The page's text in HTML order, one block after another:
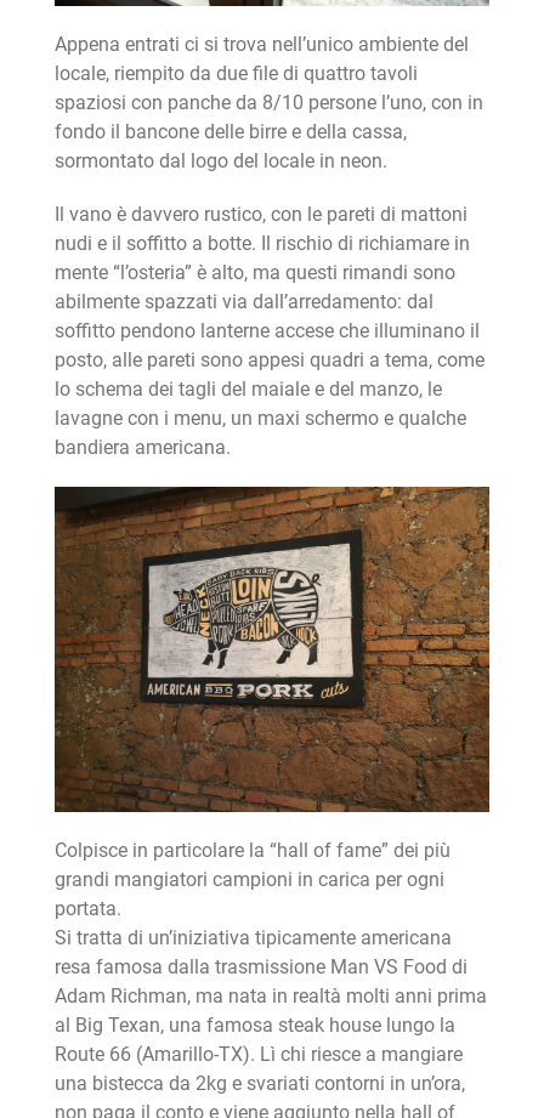
Appena entrati ci si trova nell’unico ambiente del
locale, riempito da due file di quattro tavoli
spaziosi con panche da 8/10 persone l’uno, con in
fondo il bancone delle birre e della cassa,
sormontato dal logo del locale in neon.
Il vano è davvero rustico, con le pareti di mattoni
nudi e il soffitto a botte. Il rischio di richiamare in
mente “l’osteria” è alto, ma questi rimandi sono
abilmente spazzati via dall’arredamento: dal
soffitto pendono lanterne accese che illuminano il
posto, alle pareti sono appesi quadri a tema, come
lo schema dei tagli del maiale e del manzo, le
lavagne con i menu, un maxi schermo e qualche
bandiera americana.
Colpisce in particolare la “hall of fame” dei più
grandi mangiatori campioni in carica per ogni
portata.
Si tratta di un’iniziativa tipicamente americana
resa famosa dalla trasmissione Man VS Food di
Adam Richman, ma nata in realtà molti anni prima
al Big Texan, una famosa steak house lungo la
Route 66 (Amarillo-TX). Lì chi riesce a mangiare
una bistecca da 2kg e svariati contorni in un’ora,
non paga il conto e viene aggiunto nella hall of